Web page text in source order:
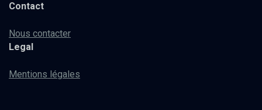
Contact
Nous contacter
Legal
Mentions légales